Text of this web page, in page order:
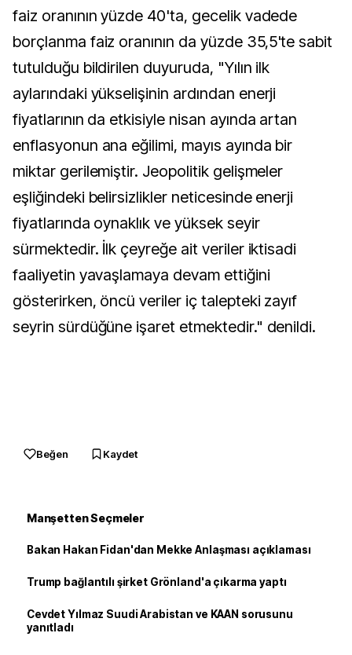
faiz oranının yüzde 40'ta, gecelik vadede
borçlanma faiz oranının da yüzde 35,5'te sabit
tutulduğu bildirilen duyuruda, "Yılın ilk
aylarındaki yükselişinin ardından enerji
fiyatlarının da etkisiyle nisan ayında artan
enflasyonun ana eğilimi, mayıs ayında bir
miktar gerilemiştir. Jeopolitik gelişmeler
eşliğindeki belirsizlikler neticesinde enerji
fiyatlarında oynaklık ve yüksek seyir
sürmektedir. İlk çeyreğe ait veriler iktisadi
faaliyetin yavaşlamaya devam ettiğini
gösterirken, öncü veriler iç talepteki zayıf
seyrin sürdüğüne işaret etmektedir." denildi.
Beğen Kaydet
Manşetten Seçmeler
Bakan Hakan Fidan'dan Mekke Anlaşması açıklaması
Trump bağlantılı şirket Grönland'a çıkarma yaptı
Cevdet Yılmaz Suudi Arabistan ve KAAN sorusunu
yanıtladı